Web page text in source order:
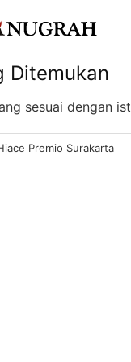
Ditemukan
sesuai dengan